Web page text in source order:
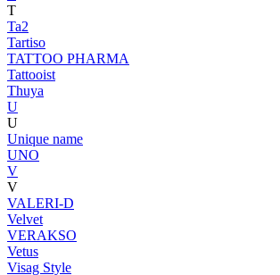
T
Ta2
Tartiso
TATTOO PHARMA
Tattooist
Thuya
U
U
Unique name
UNO
V
V
VALERI-D
Velvet
VERAKSO
Vetus
Visag Style